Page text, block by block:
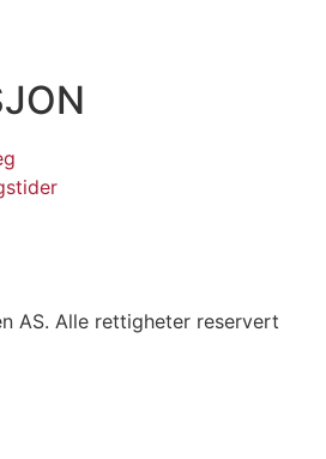
AS. Alle rettigheter reservert